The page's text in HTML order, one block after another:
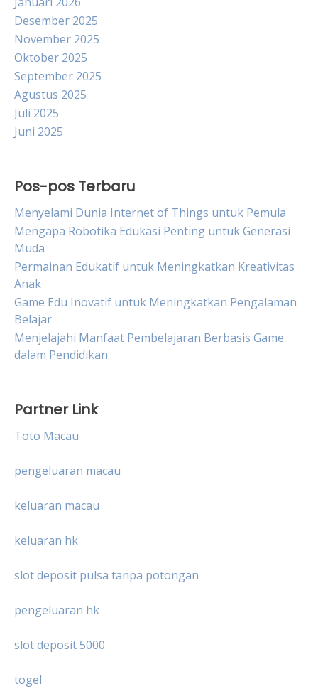
Desember 2025
November 2025
Oktober 2025
September 2025
Agustus 2025
Juli 2025
Juni 2025
Pos-pos Terbaru
Menyelami Dunia Internet of Things untuk Pemula
Mengapa Robotika Edukasi Penting untuk Generasi
Muda
Permainan Edukatif untuk Meningkatkan Kreativitas
Anak
Game Edu Inovatif untuk Meningkatkan Pengalaman
Belajar
Menjelajahi Manfaat Pembelajaran Berbasis Game
dalam Pendidikan
Partner Link
Toto Macau
pengeluaran macau
keluaran macau
keluaran hk
slot deposit pulsa tanpa potongan
pengeluaran hk
slot deposit 5000
togel